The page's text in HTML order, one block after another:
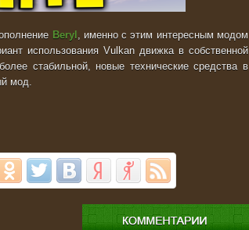
Beryl , именно с этим интересным модом
использования Vulkan движка в собственной
стабильной, новые технические средства в
мод.